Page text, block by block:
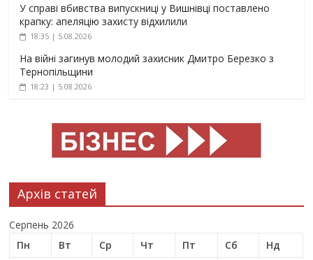
У справі вбивства випускниці у Вишнівці поставлено
крапку: апеляцію захисту відхилили
18:35 | 5.08.2026
На війні загинув молодий захисник Дмитро Березко з
Тернопільщини
18:23 | 5.08.2026
Архів статей
Серпень 2026
Пн
Вт Ср Чт Пт Сб
Нд